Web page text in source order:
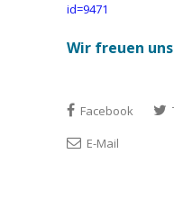
id=9471
Wir freuen
Facebook
E-Mail